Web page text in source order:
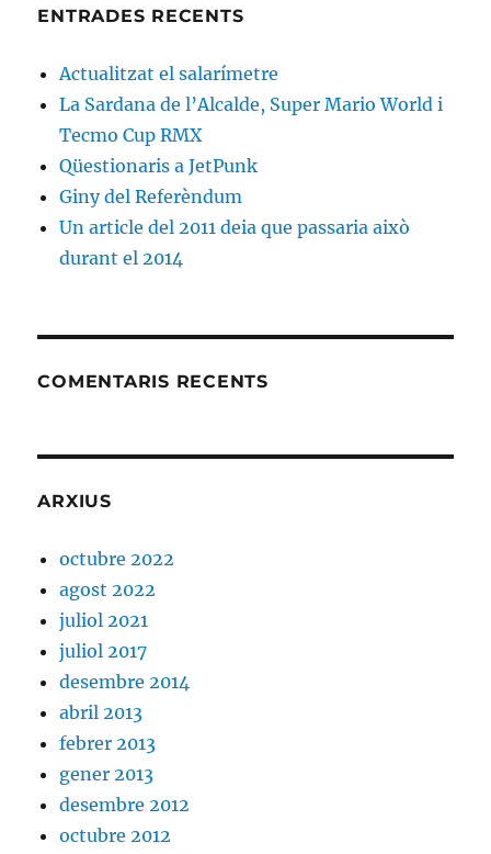
ENTRADES RECENTS
Actualitzat el salarímetre
La Sardana de l’Alcalde, Super Mario World i
Tecmo Cup RMX
Qüestionaris a JetPunk
Giny del Referèndum
Un article del 2011 deia que passaria això
durant el 2014
COMENTARIS RECENTS
ARXIUS
octubre 2022
agost 2022
juliol 2021
juliol 2017
desembre 2014
abril 2013
febrer 2013
gener 2013
desembre 2012
octubre 2012